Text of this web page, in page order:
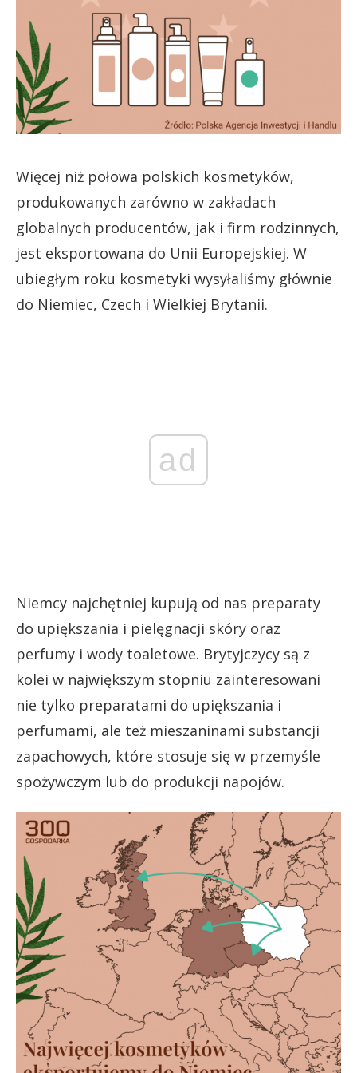
Więcej niż połowa polskich kosmetyków,
produkowanych zarówno w zakładach
globalnych producentów, jak i firm rodzinnych,
jest eksportowana do Unii Europejskiej. W
ubiegłym roku kosmetyki wysyłaliśmy głównie
do Niemiec, Czech i Wielkiej Brytanii.
ad
Niemcy najchętniej kupują od nas preparaty
do upiększania i pielęgnacji skóry oraz
perfumy i wody toaletowe. Brytyjczycy są z
kolei w największym stopniu zainteresowani
nie tylko preparatami do upiększania i
perfumami, ale też mieszaninami substancji
zapachowych, które stosuje się w przemyśle
spożywczym lub do produkcji napojów.